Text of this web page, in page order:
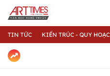
TIN TỨC KIẾN TRÚC - QUY